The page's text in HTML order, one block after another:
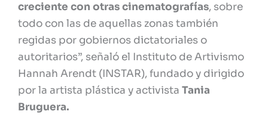
creciente con otras cinematografías, sobre
todo con las de aquellas zonas también
regidas por gobiernos dictatoriales o
autoritarios”, señaló el Instituto de Artivismo
Hannah Arendt (INSTAR), fundado y dirigido
por la artista plástica y activista Tania
Bruguera.